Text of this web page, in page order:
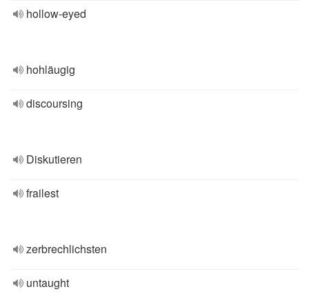
hollow-eyed
hohläugig
discoursing
Diskutieren
frailest
zerbrechlichsten
untaught